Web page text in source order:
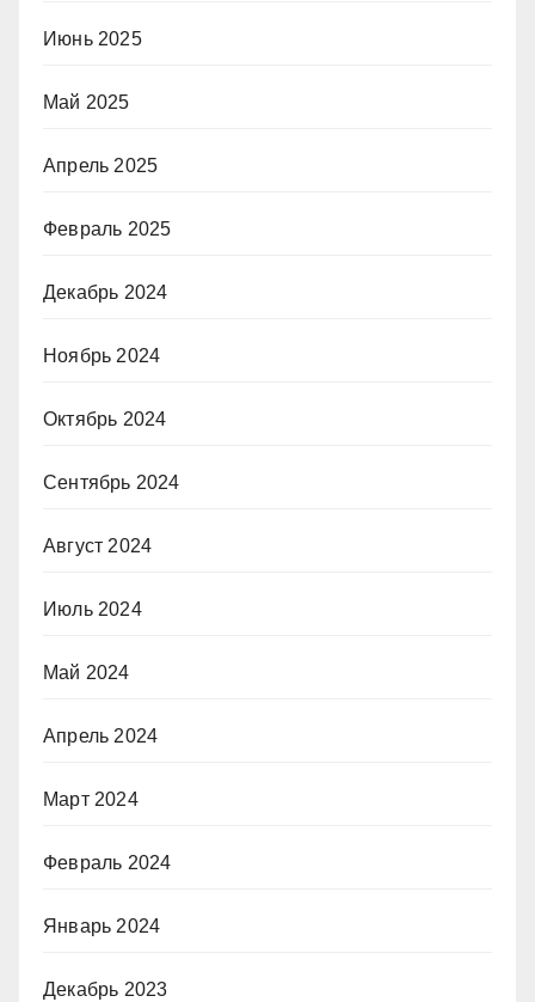
Июнь 2025
Май 2025
Апрель 2025
Февраль 2025
Декабрь 2024
Ноябрь 2024
Октябрь 2024
Сентябрь 2024
Август 2024
Июль 2024
Май 2024
Апрель 2024
Март 2024
Февраль 2024
Январь 2024
Декабрь 2023